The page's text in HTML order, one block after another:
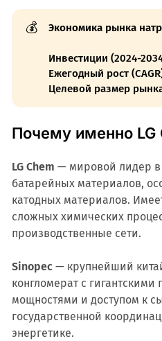
💰 Экономика рынка
Инвестиции (2024-
Ежегодный рост
Целевой размер
Почему именно LG
LG Chem — мировой лидер в
батарейных материалов,
катодных материалов.
сложных химических
производственные сети.
Sinopec— крупнейший
конгломерат с
мощностями и доступом к
государственной
энергетике.